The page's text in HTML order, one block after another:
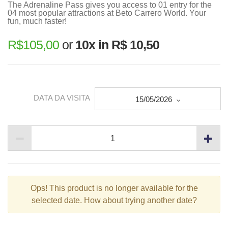
The Adrenaline Pass gives you access to 01 entry for the
04 most popular attractions at Beto Carrero World. Your
fun, much faster!
R$105,00 or 10x in R$ 10,50
DATA DA VISITA 15/05/2026
Ops! This product is no longer available for the
selected date. How about trying another date?